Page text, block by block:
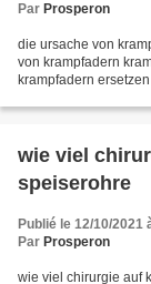
Par Prosperon
die ursache von
von krampfadern
krampfadern
wie viel
speiserohre
Publié le 12/10/2021
Par Prosperon
wie viel chirurgie auf